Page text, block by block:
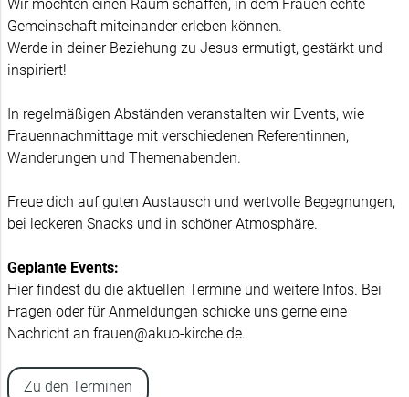
Wir möchten einen Raum schaffen, in dem Frauen echte
Gemeinschaft miteinander erleben können.
Werde in deiner Beziehung zu Jesus ermutigt, gestärkt und
inspiriert!
In regelmäßigen Abständen veranstalten wir Events, wie
Frauennachmittage mit verschiedenen Referentinnen,
Wanderungen und Themenabenden.
Freue dich auf guten Austausch und wertvolle Begegnungen,
bei leckeren Snacks und in schöner Atmosphäre.
Geplante Events:
Hier findest du die aktuellen Termine und weitere Infos. Bei
Fragen oder für Anmeldungen schicke uns gerne eine
Nachricht an frauen@akuo-kirche.de.
Zu den Terminen